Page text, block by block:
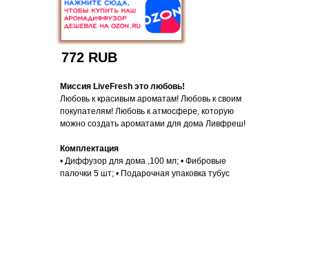
Миссия LiveFresh это любовь!
Любовь к красивым ароматам! Любовь к своим
покупателям! Любовь к атмосфере, которую
можно создать ароматами для дома Ливфреш!
Комплектация
• Диффузор для дома ,100 мл; • Фибровые
палочки 5 шт; • Подарочная упаковка тубус
772 RUB